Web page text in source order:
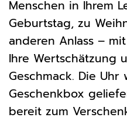
Menschen in Ihrem
Geburtstag, zu
anderen Anlass –
Ihre Wertschätzung
Geschmack. Die
Geschenkbox
bereit zum